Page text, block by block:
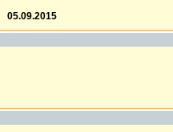
05.09.2015